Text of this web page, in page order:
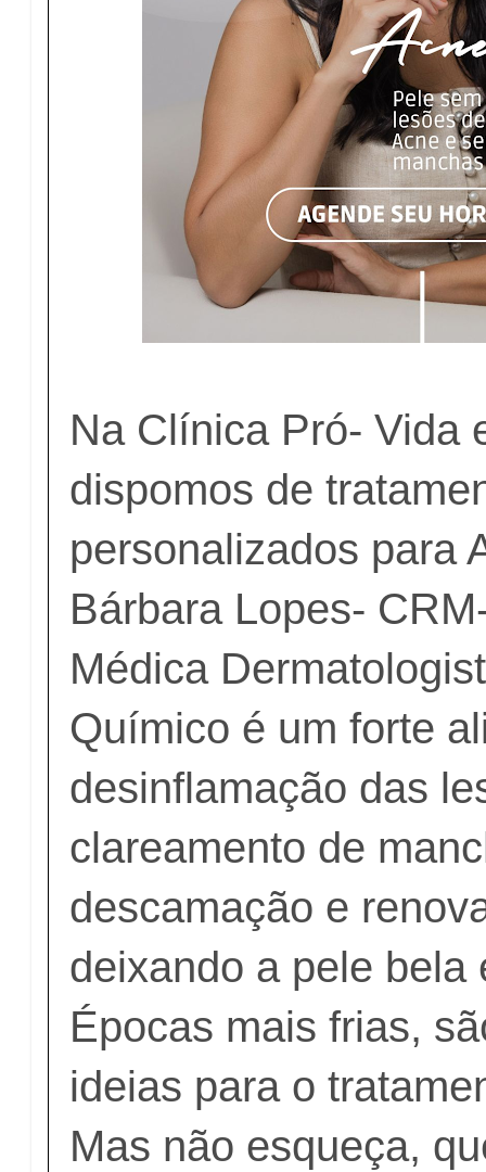
Na Clínica Pró- Vida
dispomos de
personalizados para
Bárbara Lopes-
Médica
Químico é um forte
desinflamação das
clareamento de
descamação e
deixando a pele bela
Épocas mais frias,
ideias para o
Mas não esqueça,